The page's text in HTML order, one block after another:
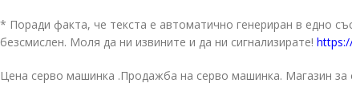
* Поради факта, че текста е автоматично генериран в едно
безсмислен. Моля да ни извините и да ни сигнализирате!
Цена серво машинка .Продажба на серво машинка. Магазин